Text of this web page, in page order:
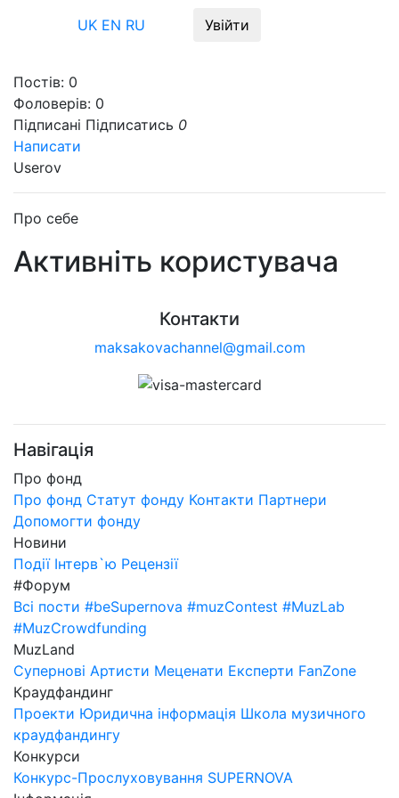
UK EN RU Увійти
Постів: 0
Фоловерів: 0
Підписані Підписатись 0
Написати
Userov
Про себе
Активніть користувача
Контакти
maksakovachannel@gmail.com
Навігація
Про фонд
Про фонд Статут фонду Контакти Партнери
Допомогти фонду
Новини
Події Інтерв`ю Рецензії
#Форум
Всі пости #beSupernova #muzContest #MuzLab
#MuzCrowdfunding
MuzLand
Супернові Артисти Меценати Експерти FanZone
Краудфандинг
Проекти Юридична інформація Школа музичного
краудфандингу
Конкурси
Конкурс-Прослуховування SUPERNOVA